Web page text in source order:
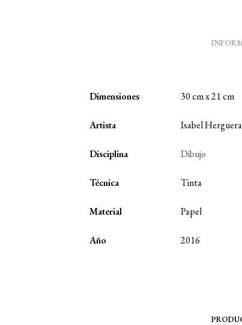
Dimensiones 30 cm x 21 cm
Artista Isabel Herguera
Disciplina Dibujo
Técnica Tinta
Material Papel
Año 2016